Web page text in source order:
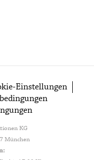
Einstellungen
KG
München